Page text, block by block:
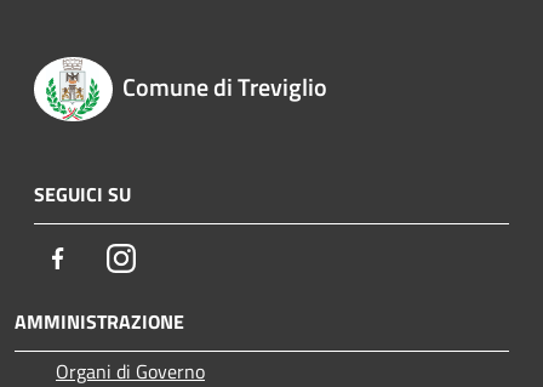
Comune di Treviglio
SEGUICI SU
FacebookInstagram
AMMINISTRAZIONE
Organi di Governo